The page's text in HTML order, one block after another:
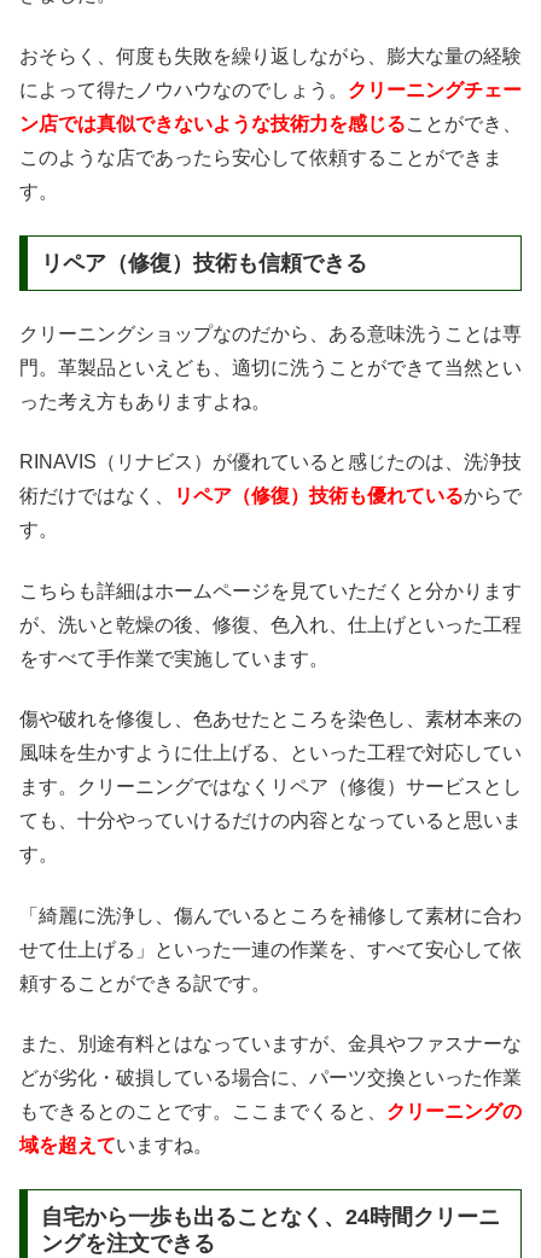
おそらく、何度も失敗を繰り返しながら、膨大な量の経験
によって得たノウハウなのでしょう。 クリーニングチェー
ン店では真似できないような技術力を感じることができ、
このような店であったら安心して依頼することができま
す。
リペア（修復）技術も信頼できる
クリーニングショップなのだから、ある意味洗うことは専
門。革製品といえども、適切に洗うことができて当然とい
った考え方もありますよね。
RINAVIS（リナビス）が優れていると感じたのは、洗浄技
術だけではなく、
リペア（修復）技術も優れているからで
す。
こちらも詳細はホームページを見ていただくと分かります
が、洗いと乾燥の後、修復、色入れ、仕上げといった工程
をすべて手作業で実施しています。
傷や破れを修復し、色あせたところを染色し、素材本来の
風味を生かすように仕上げる、といった工程で対応してい
ます。クリーニングではなくリペア（修復）サービスとし
ても、十分やっていけるだけの内容となっていると思いま
す。
「綺麗に洗浄し、傷んでいるところを補修して素材に合わ
せて仕上げる」といった一連の作業を、すべて安心して依
頼することができる訳です。
また、別途有料とはなっていますが、金具やファスナーな
どが劣化・破損している場合に、パーツ交換といった作業
もできるとのことです。ここまでくると、 クリーニングの
域を超えていますね。
自宅から一歩も出ることなく、24時間クリーニ
ングを注文できる